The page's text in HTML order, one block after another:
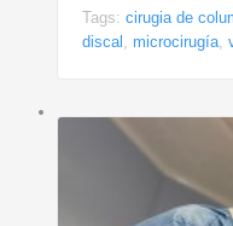
Tags: cirugia de
discal
microcirugía,